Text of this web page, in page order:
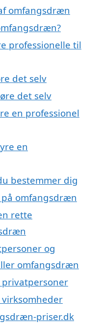
omfangsdræn
professionelle til
det selv
det selv
en professionel
en
bestemmer dig
omfangsdræn
rette
og
omfangsdræn
priser.dk